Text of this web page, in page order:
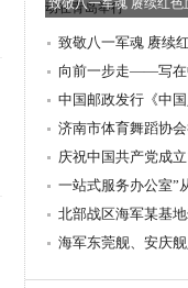
致敬八一军魂 赓续红色
致敬八一军魂 赓续
朝老兵大型红色
向前一步走——写在
际
中国邮政发行《中
歌》纪念邮票
济南市体育舞蹈协
地”挂牌仪式
庆祝中国共产党成
讲述强军法治使
一站式服务办公室”
心桥”
北部战区海军某基
行开放活动
海军东莞舰、安庆